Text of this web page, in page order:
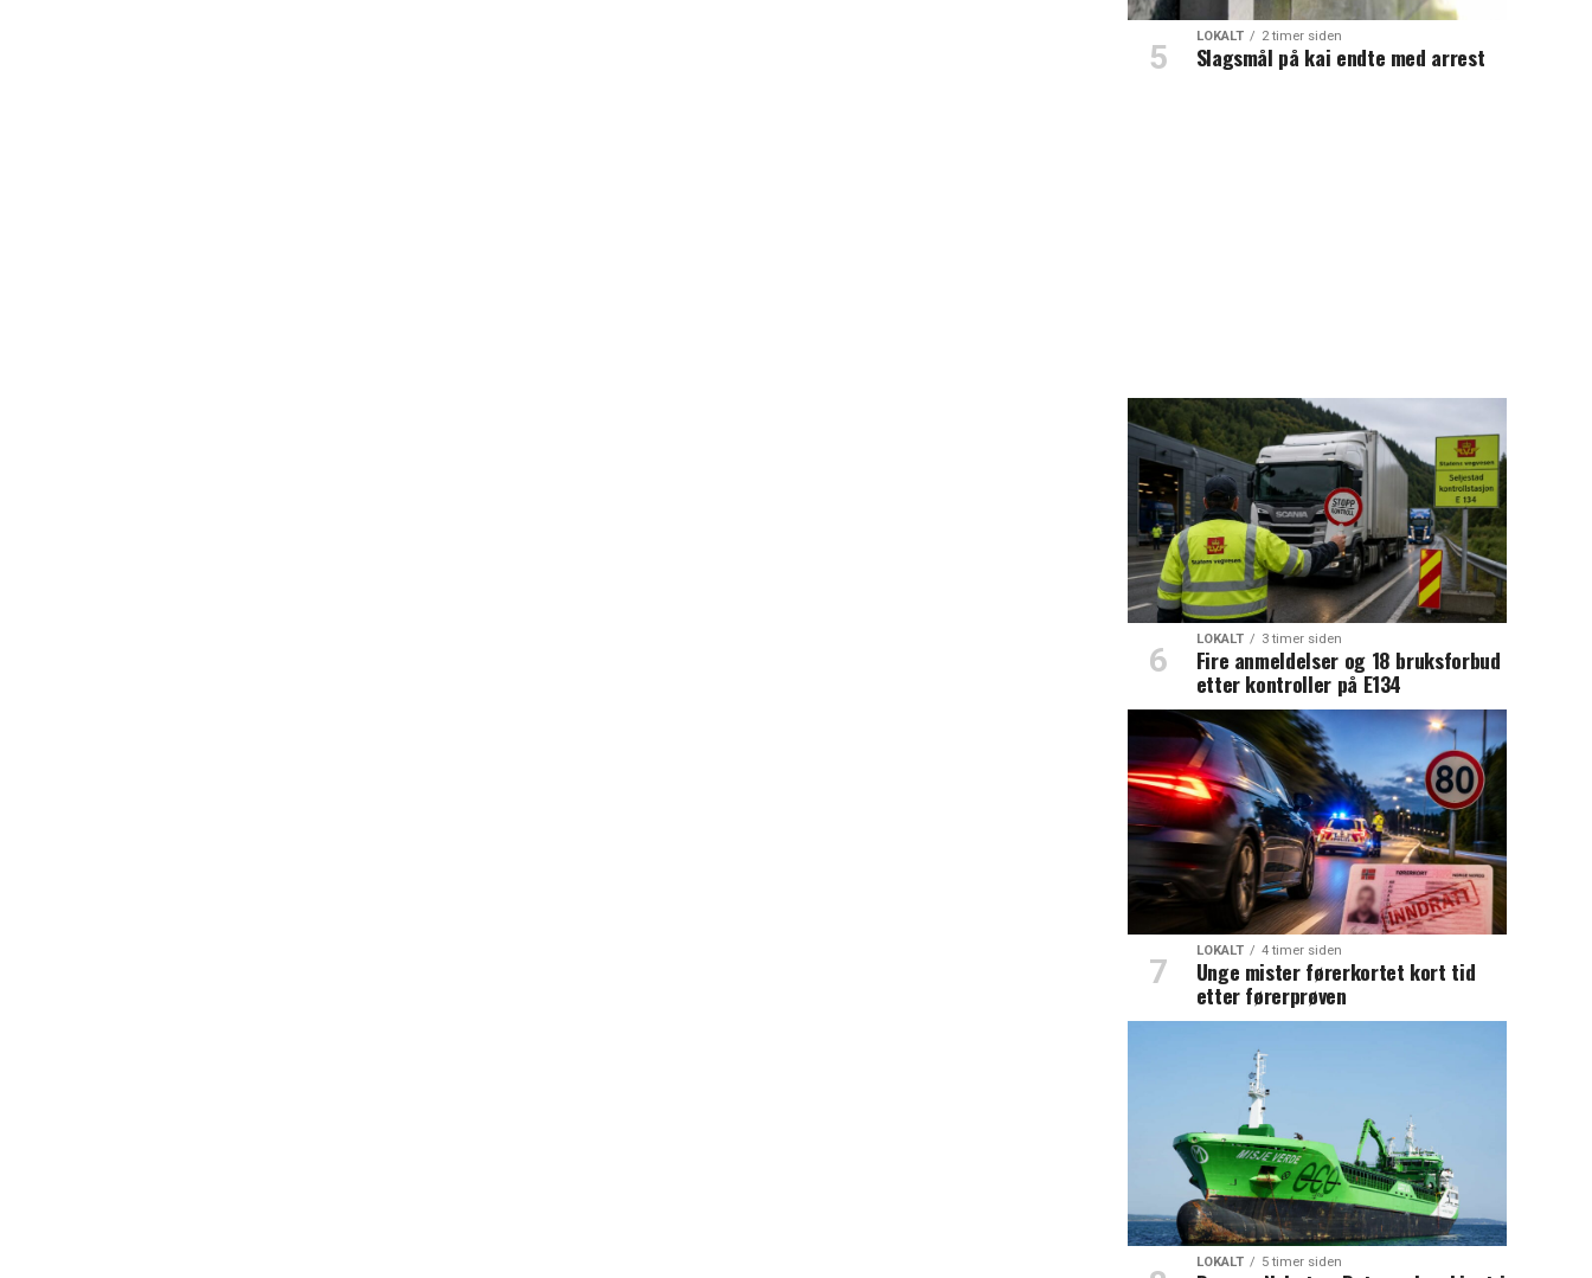
LOKALT 2 timer siden
Slagsmål på kai endte med arrest
LOKALT 3 timer siden
Fire anmeldelser og 18 bruksforbud
etter kontroller på E134
LOKALT 4 timer siden
Unge mister førerkortet kort tid
etter førerprøven
LOKALT 5 timer siden